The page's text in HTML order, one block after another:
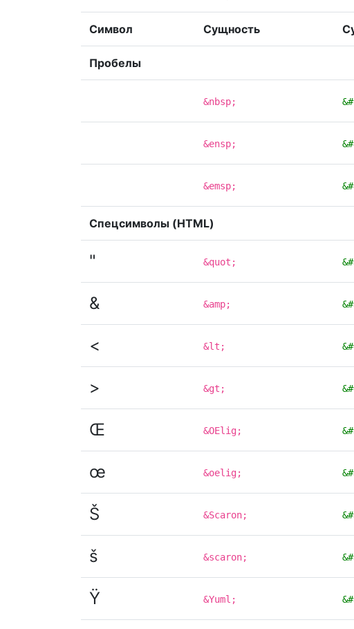
Символ Сущность
Пробелы
&nbsp;
&ensp;
&emsp;
Спецсимволы (HTML)
" &quot;
& &amp;
< &lt;
> &gt;
Œ &OElig;
œ &oelig;
Š &Scaron;
š &scaron;
Ÿ &Yuml;